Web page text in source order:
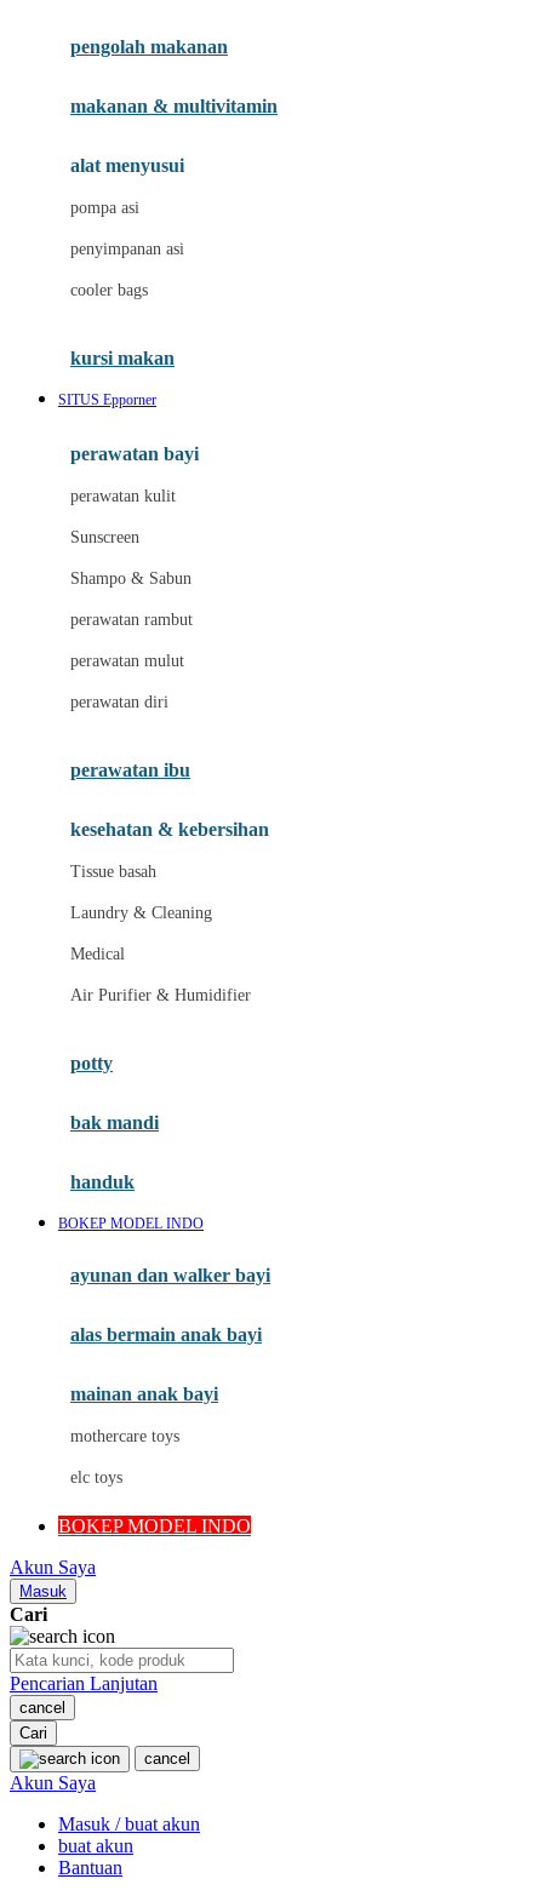
Joolz
Leclerc
Lee Vierra
Lillebaby
Little Bird Told Me
Little Miss Janis
London Taxi
Love To Dream
M
Magformers
Mamaway
Maxi Cosi
Megabloks
Micro
MiDeer
Moby
My Buddy Tag
My K
Oh Ma Grain
P
Peachy
Phil & Ted's
pengolah makanan
makanan & multivitamin
alat menyusui
pompa asi
penyimpanan asi
cooler bags
kursi makan
SITUS Epporner
perawatan bayi
perawatan kulit
Sunscreen
Shampo & Sabun
perawatan rambut
perawatan mulut
perawatan diri
perawatan ibu
kesehatan & kebersihan
Tissue basah
Laundry & Cleaning
Medical
Air Purifier & Humidifier
potty
bak mandi
handuk
BOKEP MODEL INDO
ayunan dan walker bayi
alas bermain anak bayi
mainan anak bayi
mothercare toys
elc toys
BOKEP MODEL INDO
Akun Saya
Masuk
Cari
Pencarian Lanjutan
cancel
Cari
cancel
Akun Saya
Masuk / buat akun
buat akun
Bantuan